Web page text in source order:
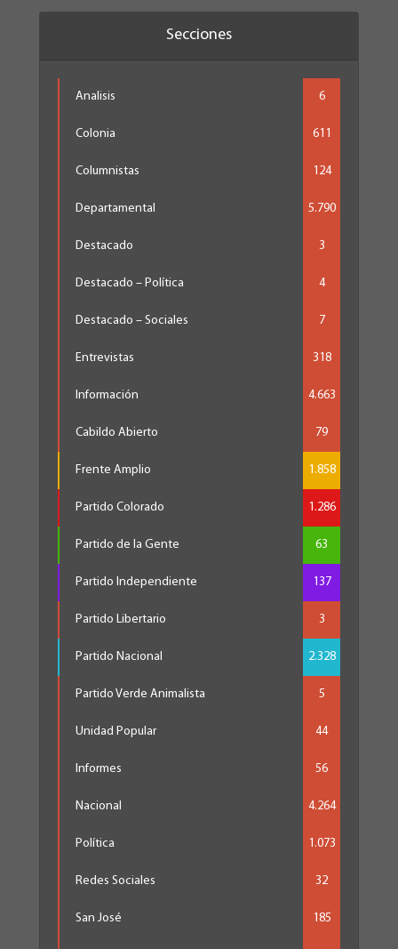
Secciones
Analisis 6
Colonia 611
Columnistas 124
Departamental 5.790
Destacado 3
Destacado – Política 4
Destacado – Sociales 7
Entrevistas 318
Información 4.663
Cabildo Abierto 79
Frente Amplio 1.858
Partido Colorado 1.286
Partido de la Gente 63
Partido Independiente 137
Partido Libertario 3
Partido Nacional 2.328
Partido Verde Animalista 5
Unidad Popular 44
Informes 56
Nacional 4.264
Política 1.073
Redes Sociales 32
San José 185